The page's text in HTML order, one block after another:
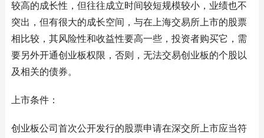
较高的成长性，但往往成立时间较短规模较小，业绩也不
突出，但有很大的成长空间，与在上海交易所上市的股票
相比较，其风险性和收益性要高一些，投资者购买它，需
要另外开通创业板权限，否则，无法交易创业板的个股以
及相关的债券。
上市条件：
创业板公司首次公开发行的股票申请在深交所上市应当符